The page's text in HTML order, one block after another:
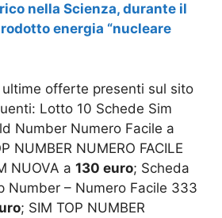
nella Scienza, durante il
energia “nucleare
offerte presenti sul sito
Lotto 10 Schede Sim
Number Numero Facile a
NUMBER NUMERO FACILE
NUOVA a 130 euro; Scheda
Number – Numero Facile 333
; SIM TOP NUMBER